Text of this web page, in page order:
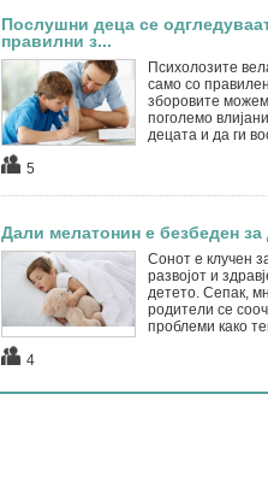
Послушни деца се
правилни з...
Психолозите
само со
зборовите
поголемо
децата и да ги
5
Дали мелатонин е безбеден за
Сонот е клучен
развојот и
детето. Сепак,
родители се
проблеми како
4